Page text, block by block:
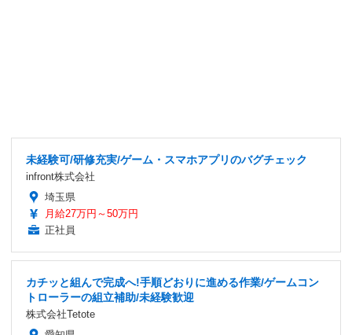
未経験可/研修充実/ゲーム・スマホアプリのバグチェック
infront株式会社
埼玉県
月給27万円～50万円
正社員
カチッと組んで完成へ!手順どおりに進める作業/ゲームコン
トローラーの組立補助/未経験歓迎
株式会社Tetote